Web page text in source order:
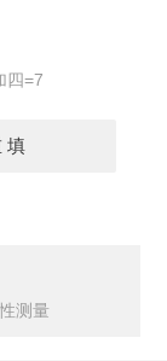
四=7
测量